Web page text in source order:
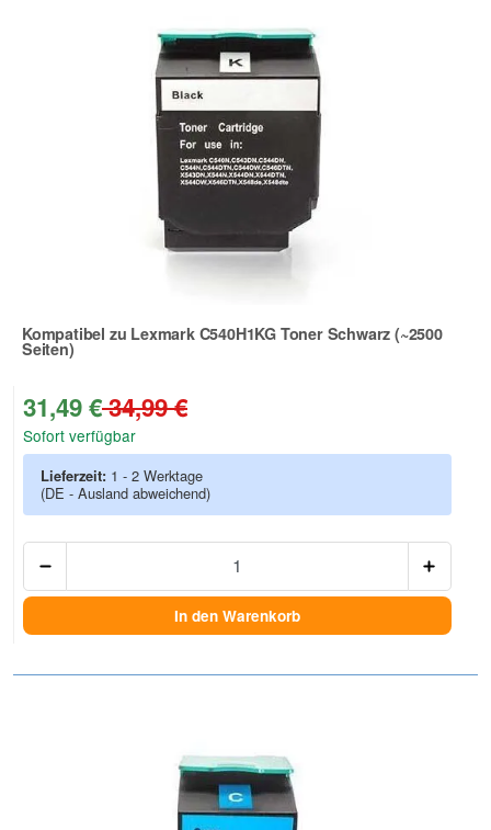
Kompatibel zu Lexmark C540H1KG Toner Schwarz (~2500
Seiten)
Zur Artikelbewertung
31,49 €34,99 €
Sofort verfügbar
Lieferzeit: 1 - 2 Werktage
(DE - Ausland abweichend)
In den Warenkorb